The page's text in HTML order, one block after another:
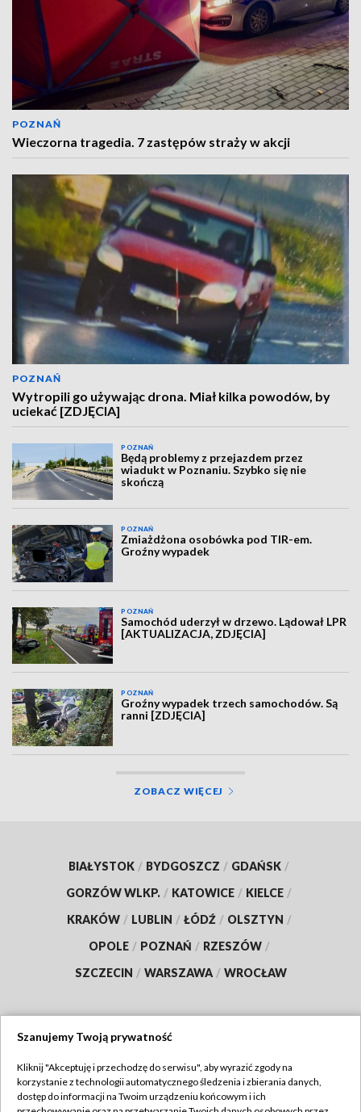
POZNAŃ
Wieczorna tragedia. 7 zastępów straży w akcji
POZNAŃ
Wytropili go używając drona. Miał kilka powodów, by
uciekać [ZDJĘCIA]
POZNAŃ
Będą problemy z przejazdem przez
wiadukt w Poznaniu. Szybko się nie
skończą
POZNAŃ
Zmiażdżona osobówka pod TIR-em.
Groźny wypadek
POZNAŃ
Samochód uderzył w drzewo. Lądował LPR
[AKTUALIZACJA, ZDJĘCIA]
POZNAŃ
Groźny wypadek trzech samochodów. Są
ranni [ZDJĘCIA]
ZOBACZ WIĘCEJ
BIAŁYSTOK / BYDGOSZCZ / GDAŃSK /
GORZÓW WLKP. / KATOWICE / KIELCE /
KRAKÓW / LUBLIN / ŁÓDŹ / OLSZTYN /
OPOLE / POZNAŃ / RZESZÓW /
SZCZECIN / WARSZAWA / WROCŁAW
TVP
Szanujemy Twoją prywatność
Kliknij "Akceptuję i przechodzę do serwisu", aby wyrazić zgody na
korzystanie z technologii automatycznego śledzenia i zbierania danych,
dostęp do informacji na Twoim urządzeniu końcowym i ich